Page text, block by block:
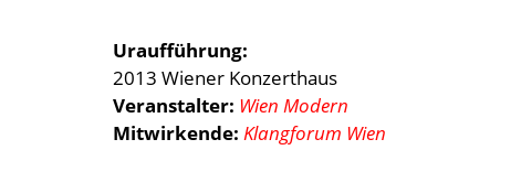
Uraufführung:
2013 Wiener Konzerthaus
Veranstalter: Wien Modern
Mitwirkende: Klangforum Wien